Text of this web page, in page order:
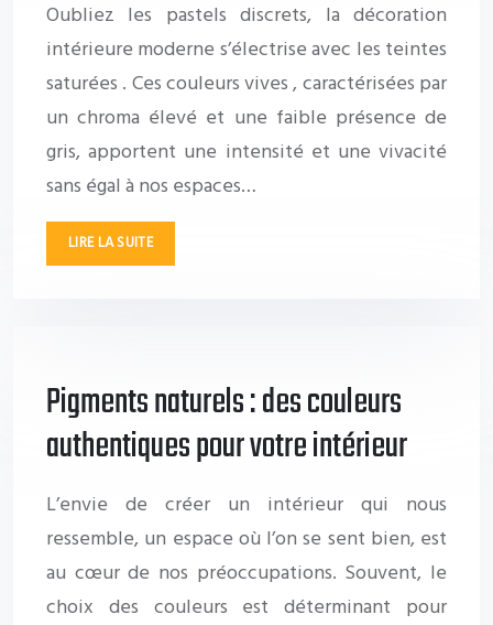
Oubliez les pastels discrets, la décoration
intérieure moderne s’électrise avec les teintes
saturées . Ces couleurs vives , caractérisées par
un chroma élevé et une faible présence de
gris, apportent une intensité et une vivacité
sans égal à nos espaces…
LIRE LA SUITE
Pigments naturels : des couleurs
authentiques pour votre intérieur
L’envie de créer un intérieur qui nous
ressemble, un espace où l’on se sent bien, est
au cœur de nos préoccupations. Souvent, le
choix des couleurs est déterminant pour